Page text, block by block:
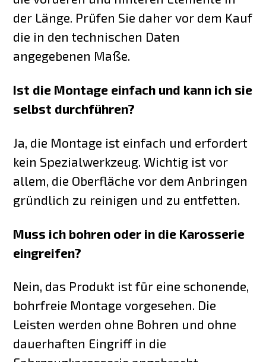
der Länge. Prüfen Sie daher vor dem Kauf
die in den technischen Daten
angegebenen Maße.
Ist die Montage einfach und kann ich sie
selbst durchführen?
Ja, die Montage ist einfach und erfordert
kein Spezialwerkzeug. Wichtig ist vor
allem, die Oberfläche vor dem Anbringen
gründlich zu reinigen und zu entfetten.
Muss ich bohren oder in die Karosserie
eingreifen?
Nein, das Produkt ist für eine schonende,
bohrfreie Montage vorgesehen. Die
Leisten werden ohne Bohren und ohne
dauerhaften Eingriff in die